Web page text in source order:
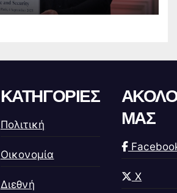
ΚΑΤΗΓΟΡΙΕΣ
Πολιτική
Οικονομία
Διεθνή
ΜΑΣ
X